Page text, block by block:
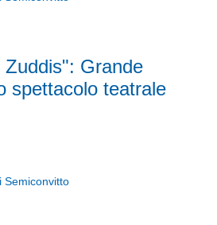
Grande
spettacolo teatrale
Semiconvitto